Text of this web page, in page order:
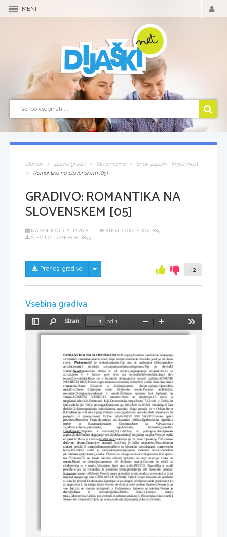
MENI
Domov Zbirka gradiv Slovenščina
Snov, zapiski - književnost
Romantika na Slovenskem [05]
GRADIVO:ROMANTIKA NA
SLOVENSKEM [05]
NA VOLJO OD: 21.12.2018
ŠTEVILO OGLEDOV: 885
ŠTEVILO PRENOSOV: 1833
Prenesi gradivo Skrij/prikaži meni +2
Vsebina gradiva
Preklopi
stransko
Stran:
od 1
Pomanjšaj
ROMANTIKA NA SLOVENSKEM:1830 naprej.Posebne okoliščine nastajanja
slovenske romantike-nismo imeli višje razvite umetnosti.Pesniški jezik je bil slabo
razvit.
Prešeren:Bil je svobodomiseln.Čas mu ni naklonjen (Metternichov
absulutizem).3   obdobja   ustvarjanja:mlado,zrelo,pozno.Tip   je   obvladal
sonete. Sonet:pesemska   oblika   iz   14   verzov,najpogosteje   enajstercev,ki   se
združujejo   v   4   kitice-   prvi   dve   sta   kvarteti(štirivrstični),drugi   dve
terceti(trivrstični).Rime so v kvartetih oklepajoče,v terceti različne.SONETJE
NESREČE(1832).Primer ispovedanosti-bivanska lirika.Prvi veliki tekst slovenske
romantike.Sonet   5:Govori   o   življenju,smrti,   obupu,trplenju.Uportablja
metafore.Sonet   6:Sprejme   svojo   življensko   usodo.Postane   neobčutljiv,
neranljiv.Resignacija-vdanost   v   usodo.Življenje   sprejme   kot   trpljenje   in
vstraja.SONETNI   VENEC:15   sonetov.Verzi   se   prepletajo.15   sonet   je
magistral.Akrostih-Primicovi Julji.Domovinska tema.Sonet 7:Govori o Orfeju in
ljudstvih,ki jim Orfej pomaga(Kranjcem ga želi).Želi da bi bil mir,dvignil čast
dežele.Orfeizem(pojmuje kultiviranost naroda): vloga poezije je v Orfeju.Sonet
8.Predstavlja vrh ustvarjanja.Prikaže nam zgodovino nesvobodnih Slovencev.Ni
pogojev   za   pisanje.Sonet   15:Vse   združi.KRST   PRI   SAVICI:Lirsko   epska
pesnitev.Posvečen Čopu.Spominja na dramsko obliko.Zgodovinsko ispričane
osebe   iz   Karantanije,razen   Čtromira.Snov   iz   Valvazorjeve
zgodovine.Teme:jubezenska,     zgodovinska,     bivanska,pesniška.
Uvod(epski):Napisan   v   tercinah(26).1.del:boj   in   pokrajina,obkoljenost-
zaplet.2.)del:Nočno dogajanje-vrh.3.)del:poslednji boj,sklep-rasplet.Verz je epski
enajsterec.Rima je verižna.Krst(lirski):Sestavlja ga 53  stanc.Upesnuje Črtomirovo
duševno dramo.Črtomirov notranji boj.Verz je laški enajsterec.Posvetilnemu
sonetu priloži 3 teme:ljubezen,pesništvo in bivansko temo.Ispusti domovinsko
temo.Posvetilni   sonet   je   samointerpetacija(ispove   svetovni   nazor).Podobno
junaškemu epu(Homer),vendar Čtomir ne zmaga na koncu.Bogomilin krst vpliva
na Črtomira.Če ne bosta morala uživati ljubezni na tem svetu,jo bosta na
onem.Pojavi se situacija:samomor ali življenje napraj.Črtomir se oloči za
slednje,vda se v usodo.Vstrajnost brez upa sreče.PEVCU: Razmišlja o usodi
pesnikov.Gra za bivansko in pesniško temo,predstavlja vrh bivanske poezije.
Katarza:naravno očiščenje. Pesnik mora prenašati svojo usodo z zavestjo,ker je to
nujnost njegovega stanu.ZDRAVLJICA(1844): Odpor zoper Koseskove pesmi,ki
so slavile prihod Ferdinanada.Zgleduje se po drugih revolucionarnh pesnitvah.Gre
za napitnico.1. in zadnja kitica tvorita okvir,ki je zelo osebno čustven.Pesem je za
vse ljudi,ki se morajo sprijazniti z življenjem,v katerem ni idealov.Pesem je
domoljubna   in   svobodoljubna.Motivi   kitic:1.):vince,   vinska
trta,2.)domovina,3.)želja po svobodi,4.)edinost,enakost,5.)Slovenske,mladenke,6.)
Slovenski mladeniči,7.)mir na svetu,svoboda,8.)prijatelji,dobrota človeka.